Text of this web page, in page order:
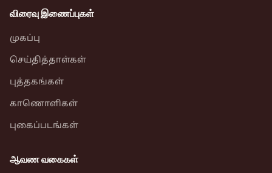
விரைவு இணைப்புகள்
முகப்பு
செய்தித்தாள்கள்
புத்தகங்கள்
காணொளிகள்
புகைப்படங்கள்
ஆவண வகைகள்